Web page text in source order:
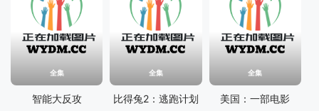
全集
智能大反攻
全集
比得兔2：逃跑计划
全集
美国：一部电影